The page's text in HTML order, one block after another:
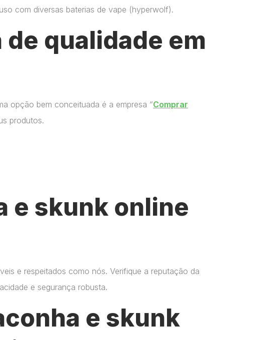
com diversas baterias de vape​ (hyperwolf)​.
qualidade em
opção bem conceituada é a empresa “Comprar
produtos.
e skunk online
e respeitados como nós. Verifique a reputação da
e segurança robusta.
e skunk